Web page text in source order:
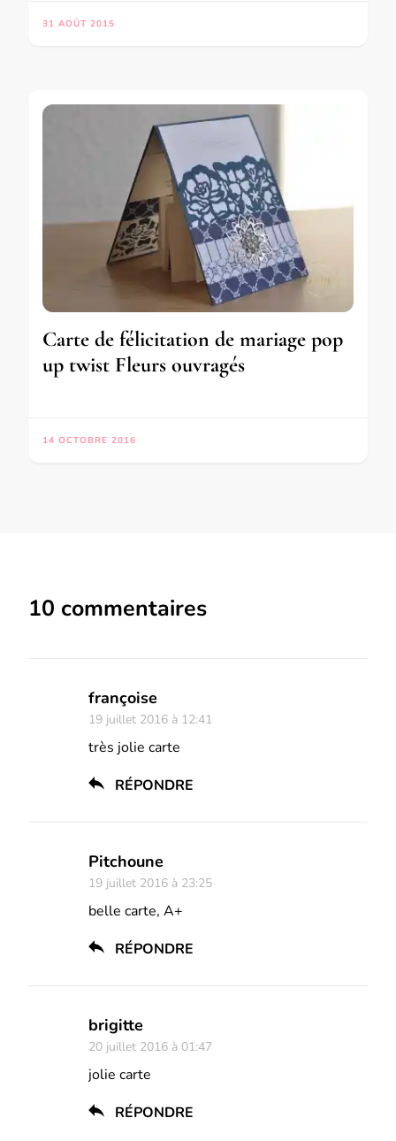
31 AOÛT 2015
Carte de félicitation de mariage pop
up twist Fleurs ouvragés
14 OCTOBRE 2016
10 commentaires
françoise
19 juillet 2016 à 12:41
très jolie carte
RÉPONDRE
Pitchoune
19 juillet 2016 à 23:25
belle carte, A+
RÉPONDRE
brigitte
20 juillet 2016 à 01:47
jolie carte
RÉPONDRE